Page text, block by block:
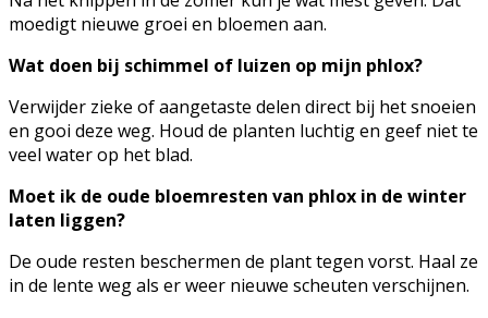
moedigt nieuwe groei en bloemen aan.
Wat doen bij schimmel of luizen op mijn phlox?
Verwijder zieke of aangetaste delen direct bij het snoeien
en gooi deze weg. Houd de planten luchtig en geef niet te
veel water op het blad.
Moet ik de oude bloemresten van phlox in de winter
laten liggen?
De oude resten beschermen de plant tegen vorst. Haal ze
in de lente weg als er weer nieuwe scheuten verschijnen.